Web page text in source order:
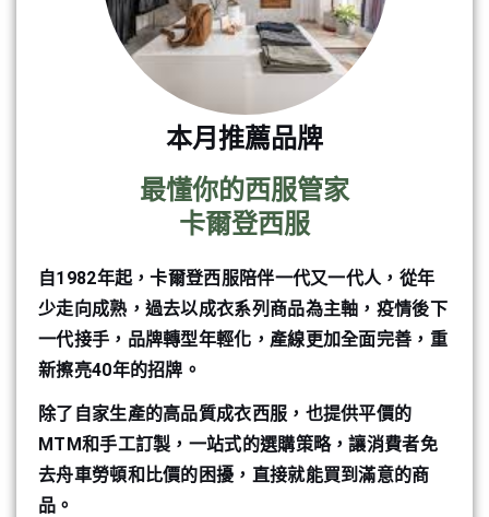
本月推薦品牌
最懂你的西服管家
卡爾登西服
自1982年起，卡爾登西服陪伴一代又一代人，從年
少走向成熟，過去以成衣系列商品為主軸，疫情後下
一代接手，品牌轉型年輕化，產線更加全面完善，重
新擦亮40年的招牌。
除了自家生產的高品質成衣西服，也提供平價的
MTM和手工訂製，一站式的選購策略，讓消費者免
去舟車勞頓和比價的困擾，直接就能買到滿意的商
品。